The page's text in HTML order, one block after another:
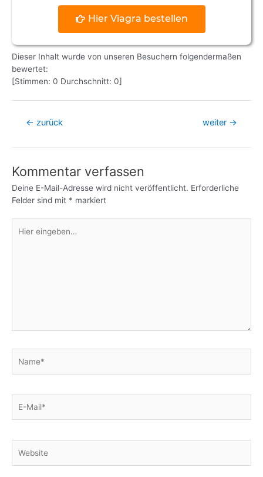
Hier Viagra bestellen
Dieser Inhalt wurde von unseren Besuchern folgendermaßen
bewertet:
[Stimmen: 0 Durchschnitt: 0]
← zurück weiter →
Kommentar verfassen
Deine E-Mail-Adresse wird nicht veröffentlicht. Erforderliche
Felder sind mit * markiert